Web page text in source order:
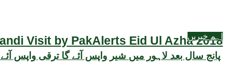
Visit by PakAlerts Eid Ul Azha 2018
اہم خبریں
پانج سال بعد لاہور میں شیر واپس آئے گا ترقی واپس